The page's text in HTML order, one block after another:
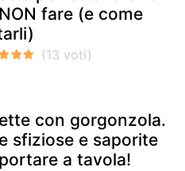
fare (e come
con gorgonzola.
sfiziose e saporite
a tavola!